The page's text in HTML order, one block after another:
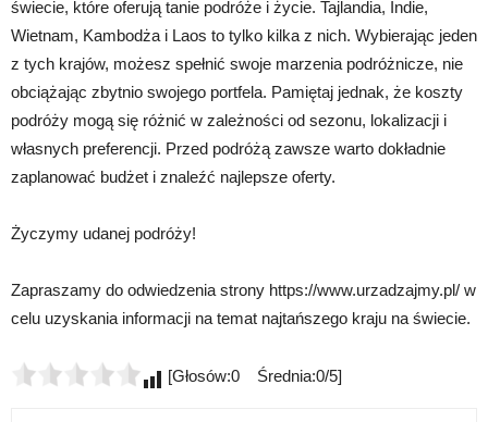
świecie, które oferują tanie podróże i życie. Tajlandia, Indie,
Wietnam, Kambodża i Laos to tylko kilka z nich. Wybierając jeden
z tych krajów, możesz spełnić swoje marzenia podróżnicze, nie
obciążając zbytnio swojego portfela. Pamiętaj jednak, że koszty
podróży mogą się różnić w zależności od sezonu, lokalizacji i
własnych preferencji. Przed podróżą zawsze warto dokładnie
zaplanować budżet i znaleźć najlepsze oferty.
Życzymy udanej podróży!
Zapraszamy do odwiedzenia strony https://www.urzadzajmy.pl/ w
celu uzyskania informacji na temat najtańszego kraju na świecie.
[Głosów:0 Średnia:0/5]